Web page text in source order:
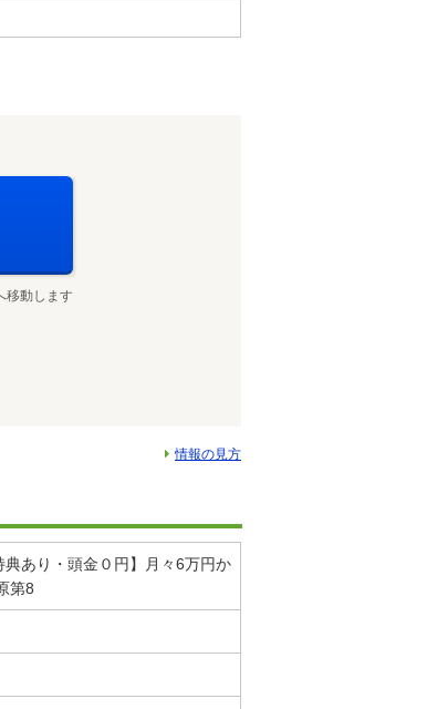
移動します
情報の見方
あり・頭金０円】月々6万円か
第8